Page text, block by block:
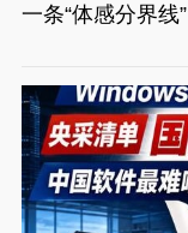
一条“体感分界线”